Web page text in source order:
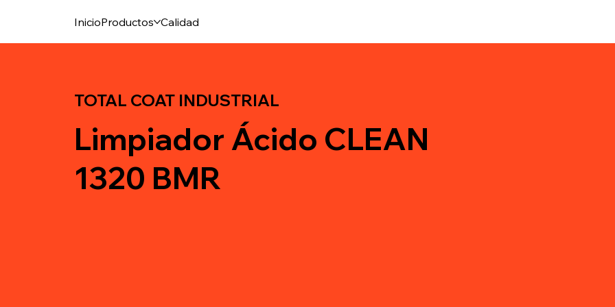
InicioProductos Calidad
TOTAL COAT INDUSTRIAL
Limpiador Ácido CLEAN
1320 BMR